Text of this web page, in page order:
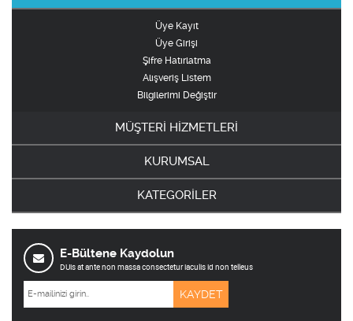
Üye Kayıt
Üye Girişi
Şifre Hatırlatma
Alışveriş Listem
Bilgilerimi Değiştir
MÜŞTERİ HİZMETLERİ
KURUMSAL
KATEGORİLER
E-Bültene Kaydolun
DUis at ante non massa consectetur iaculis id non telleus